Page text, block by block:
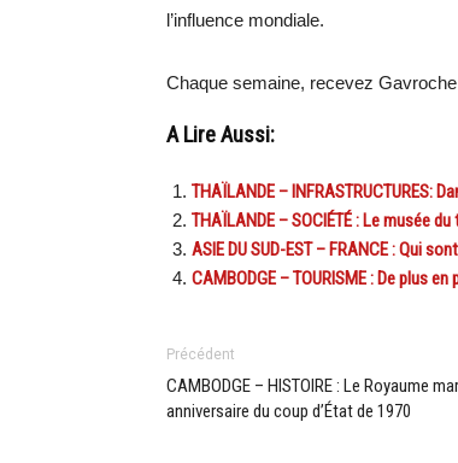
l’influence mondiale.
Chaque semaine, recevez
A Lire Aussi:
THAÏLANDE – INFRASTRUCTURES:
THAÏLANDE – SOCIÉTÉ : Le musée
ASIE DU SUD-EST – FRANCE : Qui
CAMBODGE – TOURISME : De plus
Précédent
CAMBODGE – HISTOIRE : Le Royaume
anniversaire du coup d’État de 1970